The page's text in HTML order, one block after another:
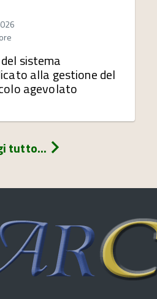
sistema
alla gestione del
agevolato
tutto...